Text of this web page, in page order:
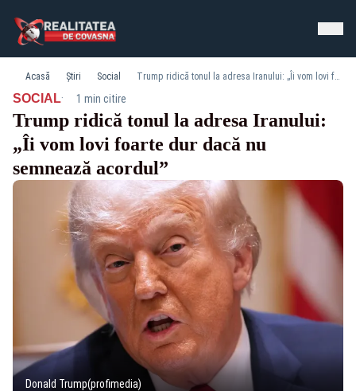
Acasă Știri Social Trump ridică tonul la adresa Iranului: „Îi vom lovi foarte dur dacă nu semnează acordul”
SOCIAL· 1 min citire
Trump ridică tonul la adresa Iranului:
„Îi vom lovi foarte dur dacă nu
semnează acordul”
Donald Trump(profimedia)